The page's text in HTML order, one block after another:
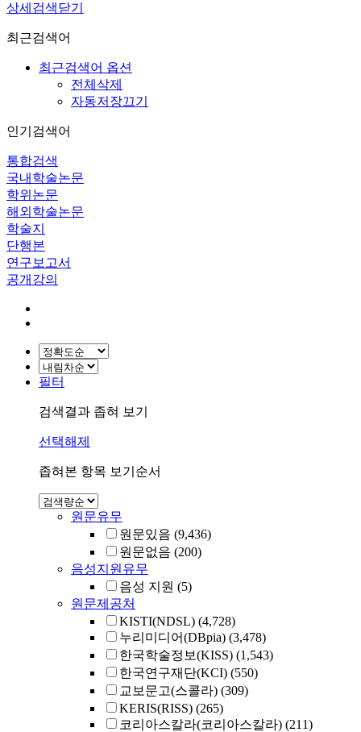
상세검색닫기
최근검색어
최근검색어 옵션
전체삭제
자동저장끄기
인기검색어
통합검색
국내학술논문
학위논문
해외학술논문
학술지
단행본
연구보고서
공개강의
필터
검색결과 좁혀 보기
선택해제
좁혀본 항목 보기순서
원문유무
원문있음 (9,436)
원문없음 (200)
음성지원유무
음성 지원 (5)
원문제공처
KISTI(NDSL) (4,728)
누리미디어(DBpia) (3,478)
한국학술정보(KISS) (1,543)
한국연구재단(KCI) (550)
교보문고(스콜라) (309)
KERIS(RISS) (265)
코리아스칼라(코리아스칼라) (211)